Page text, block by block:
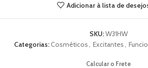
Adicionar à lista de
SKU:W31HW
Categorias:Cosméticos, Excitantes,
Calcular o Frete